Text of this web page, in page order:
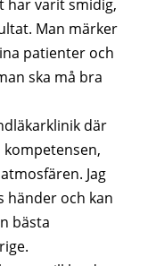
har varit smidig,
Man märker
patienter och
ska må bra
där
Jag
händer och kan
bästa